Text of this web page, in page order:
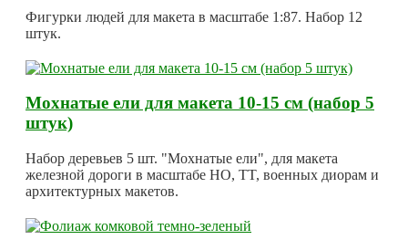
Фигурки людей для макета в масштабе 1:87. Набор 12
штук.
Мохнатые ели для макета 10-15 см (набор 5
штук)
Набор деревьев 5 шт. "Мохнатые ели", для макета
железной дороги в масштабе HO, TT, военных диорам и
архитектурных макетов.